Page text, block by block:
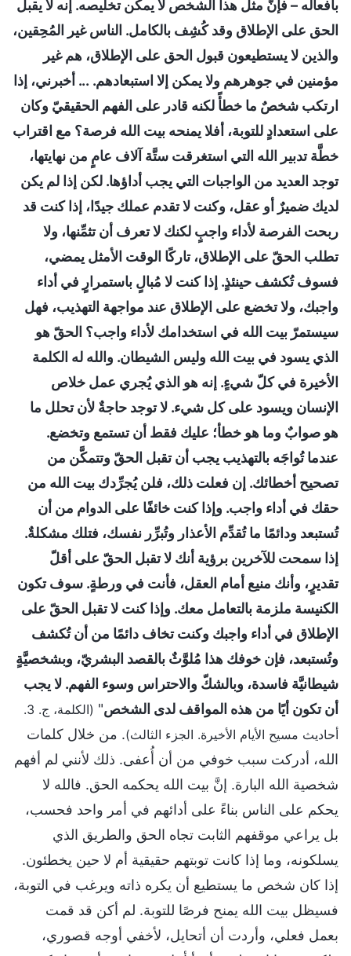
بأفعاله – فإنَّ مثل هذا الشخص لا يمكن تخليصه. إنه لا يقبل
الحق على الإطلاق وقد كُشِف بالكامل. الناس غير المُحِقين،
والذين لا يستطيعون قبول الحق على الإطلاق، هم غير
مؤمنين في جوهرهم ولا يمكن إلا استبعادهم. ... أخبرني، إذا
ارتكب شخصٌ ما خطأً لكنه قادر على الفهم الحقيقيّ وكان
على استعدادٍ للتوبة، أفلا يمنحه بيت الله فرصة؟ مع اقتراب
خطَّة تدبير الله التي استغرقت ستَّة آلاف عامٍ من نهايتها،
توجد العديد من الواجبات التي يجب أداؤها. لكن إذا لم يكن
لديك ضميرٌ أو عقل، وكنت لا تقدم عملك جيدًا، إذا كنت قد
ربحت الفرصة لأداء واجبٍ لكنك لا تعرف أن تثمِّنها، ولا
تطلب الحقّ على الإطلاق، تاركًا الوقت الأمثل يمضي،
فسوف تُكشف حينئذٍ. إذا كنت لا مُبالٍ باستمرارٍ في أداء
واجبك، ولا تخضع على الإطلاق عند مواجهة التهذيب، فهل
سيستمرّ بيت الله في استخدامك لأداء واجب؟ الحقّ هو
الذي يسود في بيت الله وليس الشيطان. والله له الكلمة
الأخيرة في كلّ شيءٍ. إنه هو الذي يُجري عمل خلاص
الإنسان ويسود على كل شيء. لا توجد حاجةٌ لأن تحلل ما
هو صوابٌ وما هو خطأ؛ عليك فقط أن تستمع وتخضع.
عندما تُواجَه بالتهذيب يجب أن تقبل الحقّ وتتمكَّن من
تصحيح أخطائك. إن فعلت ذلك، فلن يُجرِّدك بيت الله من
حقك في أداء واجب. وإذا كنت خائفًا على الدوام من أن
تُستبعد ودائمًا ما تُقدِّم الأعذار وتُبرِّر نفسك، فتلك مشكلةٌ.
إذا سمحت للآخرين برؤية أنك لا تقبل الحقّ على أقلّ
تقديرٍ، وأنك منيع أمام العقل، فأنت في ورطةٍ. سوف تكون
الكنيسة ملزمة بالتعامل معك. وإذا كنت لا تقبل الحقّ على
الإطلاق في أداء واجبك وكنت تخاف دائمًا من أن تُكشف
وتُستبعد، فإن خوفك هذا مُلوَّثٌ بالقصد البشريّ، وبشخصيَّةٍ
شيطانيَّة فاسدة، وبالشكّ والاحتراس وسوء الفهم. لا يجب
أن تكون أيًا من هذه المواقف لدى الشخص"
(الكلمة، ج. 3.
أحاديث مسيح الأيام الأخيرة. الجزء الثالث). من خلال كلمات
الله، أدركت سبب خوفي من أن أُعفى. ذلك لأنني لم أفهم
شخصية الله البارة. إنَّ بيت الله يحكمه الحق. فالله لا
يحكم على الناس بناءً على أدائهم في أمر واحد فحسب،
بل يراعي موقفهم الثابت تجاه الحق والطريق الذي
يسلكونه، وما إذا كانت توبتهم حقيقية أم لا حين يخطئون.
إذا كان شخص ما يستطيع أن يكره ذاته ويرغب في التوبة،
فسيظل بيت الله يمنح فرصًا للتوبة. لم أكن قد قمت
بعمل فعلي، وأردت أن أتحايل، لأخفي أوجه قصوري،